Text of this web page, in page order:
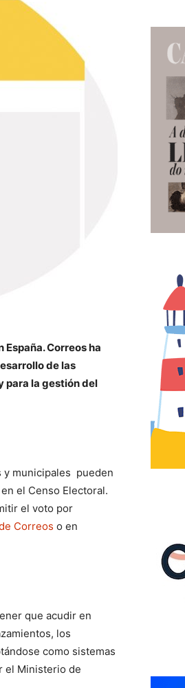
Correos ha
de las
para la gestión del
y municipales pueden
el Censo Electoral.
el voto por
Correos o en
que acudir en
los
como sistemas
el Ministerio de